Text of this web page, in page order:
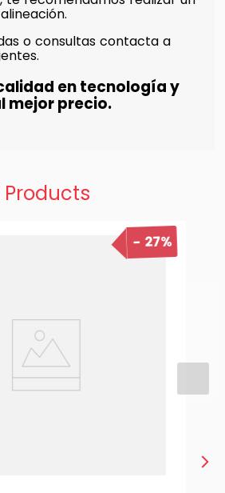
o consultas contacta a
en tecnología y
mejor precio.
27%